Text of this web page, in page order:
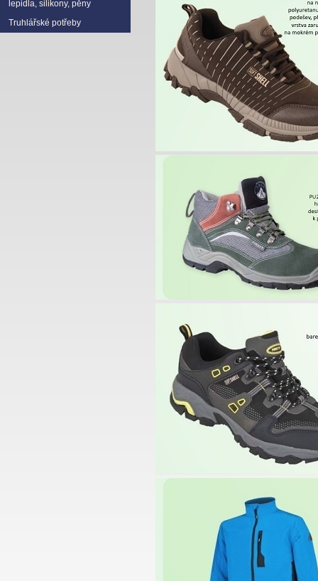
lepidla, silikony, pěny
Truhlářské potřeby